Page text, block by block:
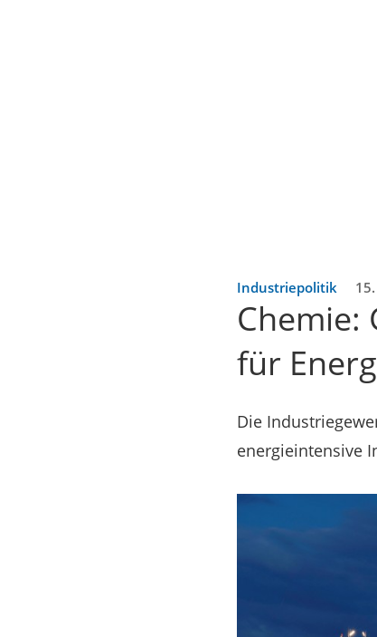
Industriepolitik
Chemie:
für
Die
energieintensive